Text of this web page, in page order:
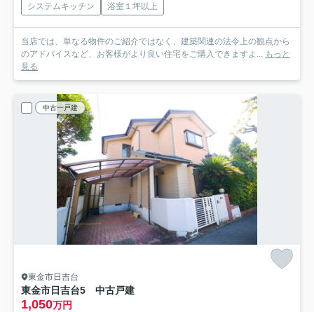
システムキッチン 浴室１坪以上
当店では、単なる物件のご紹介ではなく、建築関連の法令上の観点から
のアドバイスなど、お客様がより良い住宅をご購入できますよ...
もっと
見る
中古一戸建
東金市日吉台
東金市日吉台5 中古戸建
1,050万円